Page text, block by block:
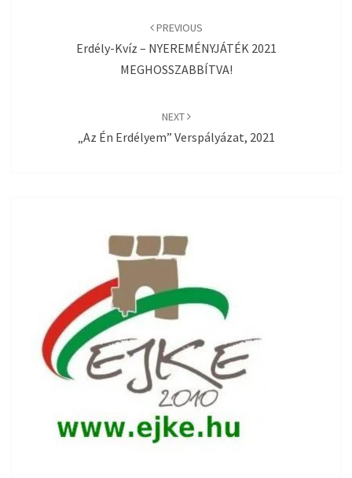
PREVIOUS
Erdély-Kvíz – NYEREMÉNYJÁTÉK 2021
MEGHOSSZABBÍTVA!
NEXT
„Az Én Erdélyem” Verspályázat, 2021